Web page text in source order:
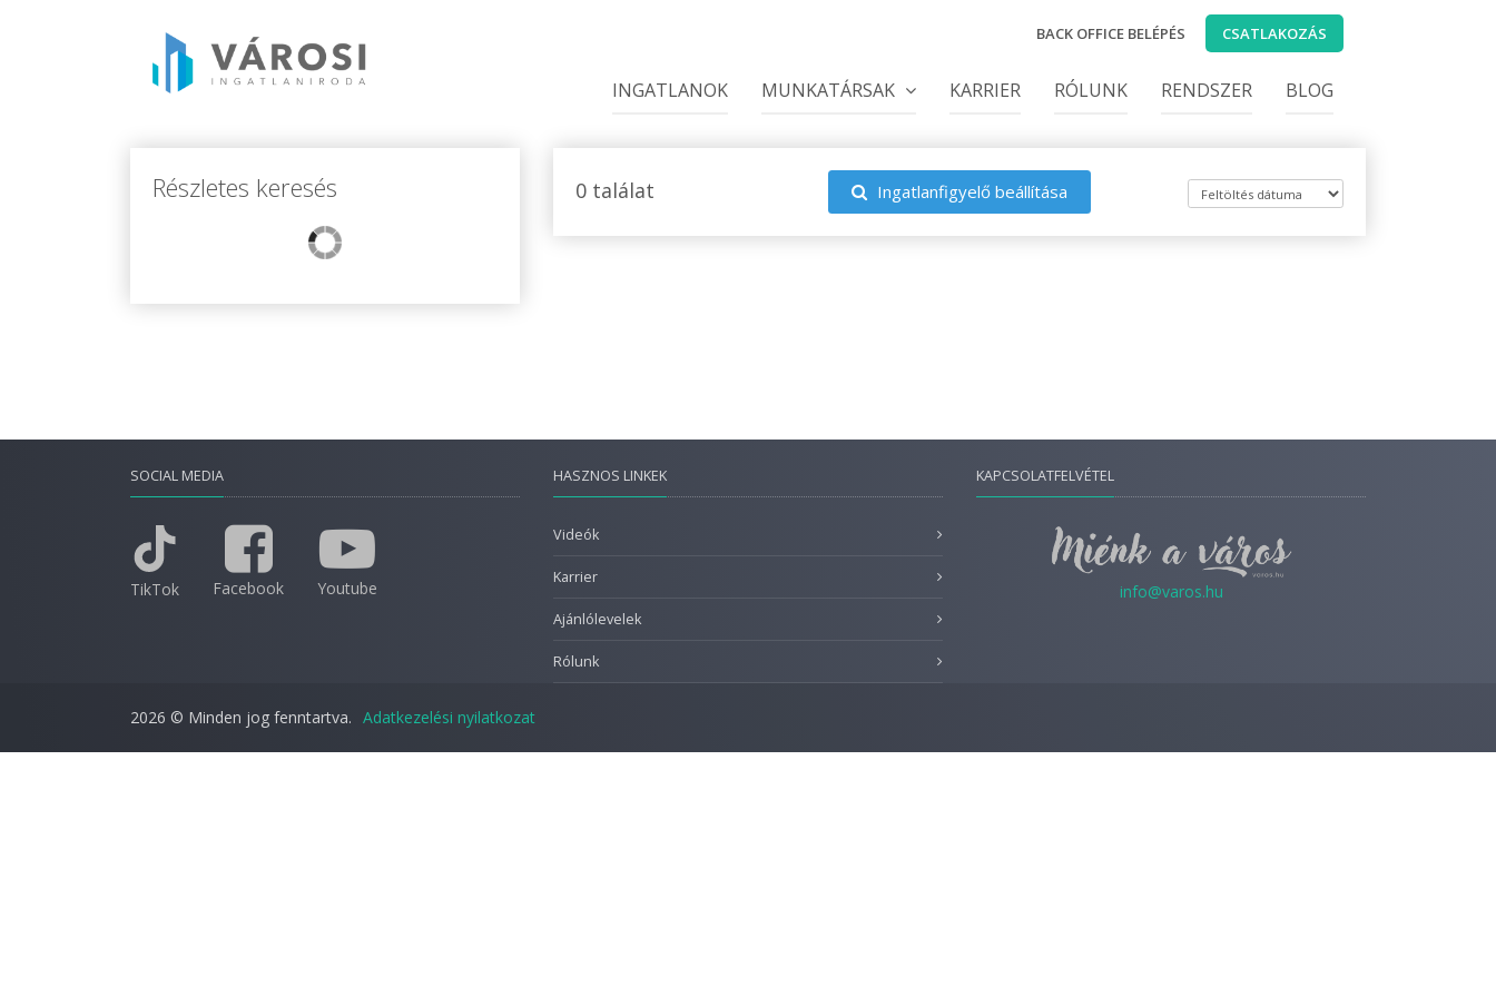
BACK OFFICE BELÉPÉS CSATLAKOZÁS
INGATLANOK MUNKATÁRSAK KARRIER RÓLUNK RENDSZER BLOG
Részletes keresés 0 találat Ingatlanfigyelő beállítása
SOCIAL MEDIA
TikTok Facebook Youtube
HASZNOS LINKEK
Videók
Karrier
Ajánlólevelek
Rólunk
KAPCSOLATFELVÉTEL
info@varos.hu
2026 © Minden jog fenntartva. Adatkezelési nyilatkozat